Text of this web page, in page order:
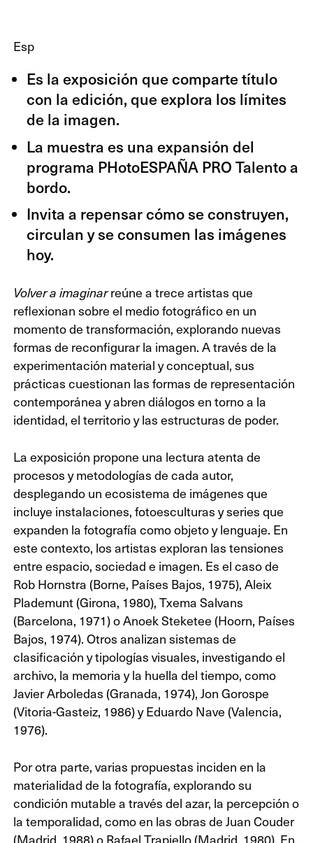
Esp
Es la exposición que comparte título
con la edición, que explora los límites
de la imagen.
La muestra es una expansión del
programa PHotoESPAÑA PRO Talento a
bordo.
Invita a repensar cómo se construyen,
circulan y se consumen las imágenes
hoy.
Volver a imaginarreúne a trece artistas que
reflexionan sobre el medio fotográfico en un
momento de transformación, explorando nuevas
formas de reconfigurar la imagen. A través de la
experimentación material y conceptual, sus
prácticas cuestionan las formas de representación
contemporánea y abren diálogos en torno a la
identidad, el territorio y las estructuras de poder.
La exposición propone una lectura atenta de
procesos y metodologías de cada autor,
desplegando un ecosistema de imágenes que
incluye instalaciones, fotoesculturas y series que
expanden la fotografía como objeto y lenguaje. En
este contexto, los artistas exploran las tensiones
entre espacio, sociedad e imagen. Es el caso de
Rob Hornstra (Borne, Países Bajos, 1975), Aleix
Plademunt (Girona, 1980), Txema Salvans
(Barcelona, 1971) o Anoek Steketee (Hoorn, Países
Bajos, 1974). Otros analizan sistemas de
clasificación y tipologías visuales, investigando el
archivo, la memoria y la huella del tiempo, como
Javier Arboledas (Granada, 1974), Jon Gorospe
(Vitoria-Gasteiz, 1986) y Eduardo Nave (Valencia,
1976).
Por otra parte, varias propuestas inciden en la
materialidad de la fotografía, explorando su
condición mutable a través del azar, la percepción o
la temporalidad, como en las obras de Juan Couder
(Madrid, 1988) o Rafael Trapiello (Madrid, 1980). En